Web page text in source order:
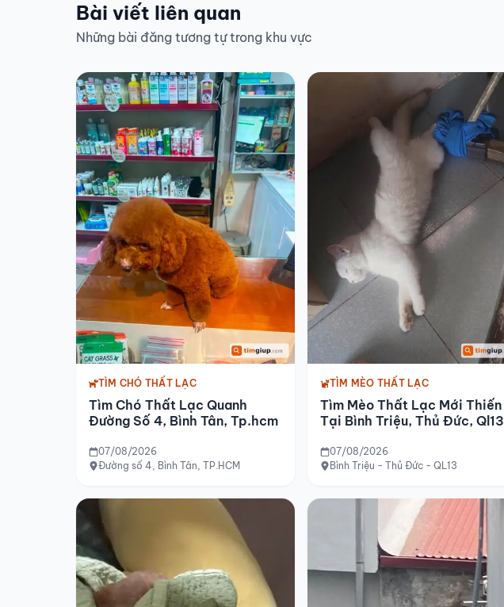
Bài viết liên quan
Những bài đăng tương tự trong khu vực
TÌM CHÓ THẤT LẠC
Tìm Chó Thất Lạc Quanh
Đường Số 4, Bình Tân, Tp.hcm
07/08/2026
Đường số 4, Bình Tân, TP.HCM
TÌM MÈO THẤT LẠC
Tìm Mèo Thất Lạc Mới Thiến
Tại Bình Triệu, Thủ Đức, Ql13
07/08/2026
Bình Triệu - Thủ Đức - QL13